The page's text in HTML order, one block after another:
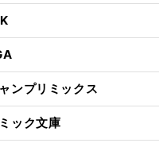
ンプリミックス
ック文庫